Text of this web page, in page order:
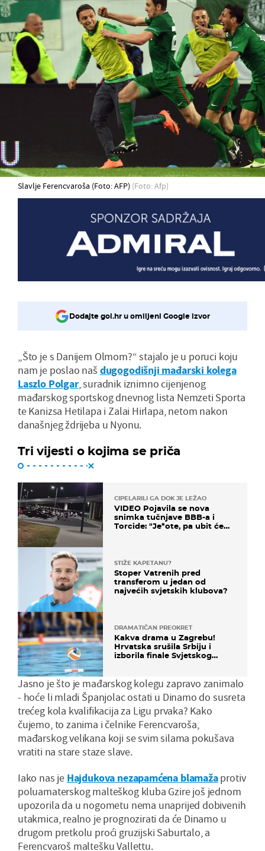
Slavlje Ferencvaroša (Foto: AFP) (Foto: Afp)
Dodajte gol.hr u omiljeni Google izvor
„Što je s Danijem Olmom?“ stajalo je u poruci koju
nam je poslao naš dugogodišnji mađarski kolega
Laszlo Polgar, suradnik iznimno cijenjenog
mađarskog sportskog dnevnog lista Nemzeti Sporta
te Kanizsa Hetilapa i Zalai Hirlapa, netom nakon
današnjeg ždrijeba u Nyonu.
Tri vijesti o kojima se priča
CIPELARILI GA DOK JE LEŽAO
VIDEO Pojavila se nova
snimka tučnjave BBB-a i
Torcide: "Je*ote, pa ubit će
STIŽE KAPETANU?
Stoper Vatrenih pred
transferom u jedan od
najvećih svjetskih klubova?
DRAMATIČAN PREOKRET
Kakva drama u Zagrebu!
Hrvatska srušila Srbiju i
izborila finale Svjetskog
Jasno je što je mađarskog kolegu zapravo zanimalo
- hoće li mladi Španjolac ostati u Dinamo do susreta
trećeg kola kvalifikacija za Ligu prvaka? Kako
čujemo, to zanima i čelnike Ferencvaroša,
mađarskog velikana koji se svim silama pokušava
vratiti na stare staze slave.
Iako nas je Hajdukova nezapamćena blamažaprotiv
poluamaterskog malteškog kluba Gzire još jednom
upozorila da u nogometu nema unaprijed dobivenih
utakmica, realno je prognozirati da će Dinamo u
drugom pretkolu proći gruzijski Saburtalo, a
Ferencvaroš maltešku Vallettu.